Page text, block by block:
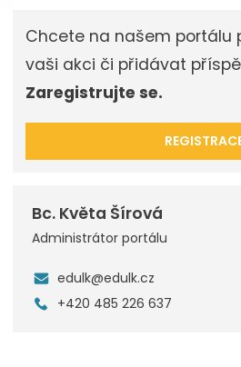
Chcete na našem portálu
vaši akci či přidávat
Zaregistrujte se.
Bc. Květa Šírová
Administrátor portálu
edulk@edulk.cz
+420 485 226 637